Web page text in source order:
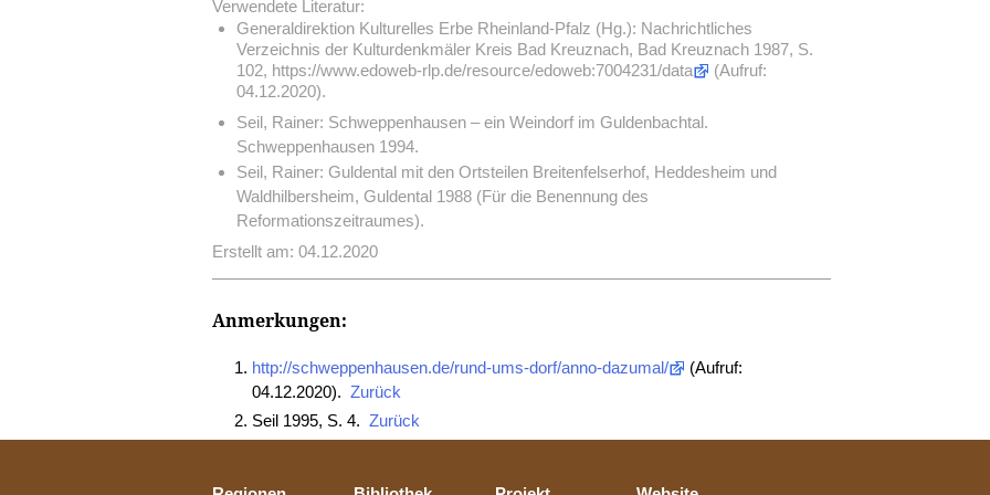
Verwendete Literatur:
Generaldirektion Kulturelles Erbe Rheinland-Pfalz (Hg.): Nachrichtliches
Verzeichnis der Kulturdenkmäler Kreis Bad Kreuznach, Bad Kreuznach 1987, S.
102, https://www.edoweb-rlp.de/resource/edoweb:7004231/data
(Aufruf:
04.12.2020).
Seil, Rainer: Schweppenhausen – ein Weindorf im Guldenbachtal.
Schweppenhausen 1994.
Seil, Rainer: Guldental mit den Ortsteilen Breitenfelserhof, Heddesheim und
Waldhilbersheim, Guldental 1988 (Für die Benennung des
Reformationszeitraumes).
Erstellt am: 04.12.2020
Anmerkungen:
http://schweppenhausen.de/rund-ums-dorf/anno-dazumal/
(Aufruf:
04.12.2020). Zurück
Seil 1995, S. 4. Zurück